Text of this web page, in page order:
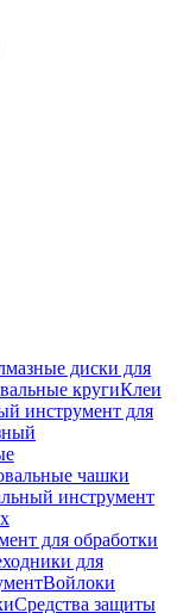
диски для
кругиКлеи
инструмент для
чашки
инструмент
для обработки
для
Войлоки
Средства защиты